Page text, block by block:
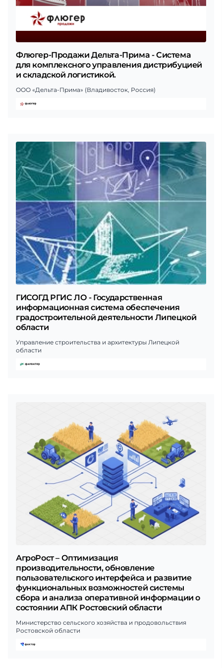
Флюгер-Продажи Дельта-Прима - Система
для комплексного управления дистрибуцией
и складской логистикой.
ООО «Дельта-Прима» (Владивосток, Россия)
ГИСОГД РГИС ЛО - Государственная
информационная система обеспечения
градостроительной деятельности Липецкой
области
Управление строительства и архитектуры Липецкой
области
АгроРост – Оптимизация
производительности, обновление
пользовательского интерфейса и развитие
функциональных возможностей системы
сбора и анализа оперативной информации о
состоянии АПК Ростовский области
Министерство сельского хозяйства и продовольствия
Ростовской области